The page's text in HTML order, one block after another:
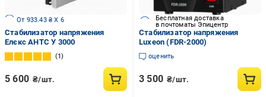
От 933.43 ₴ X 6
Стабилизатор напряжения
Елєкс АНТС У 3000
1
5 600 ₴/шт.
Бесплатная доставка
в почтоматы Эпицентр
Стабилизатор напряжения
Luxeon (FDR-2000)
оценить
3 500 ₴/шт.